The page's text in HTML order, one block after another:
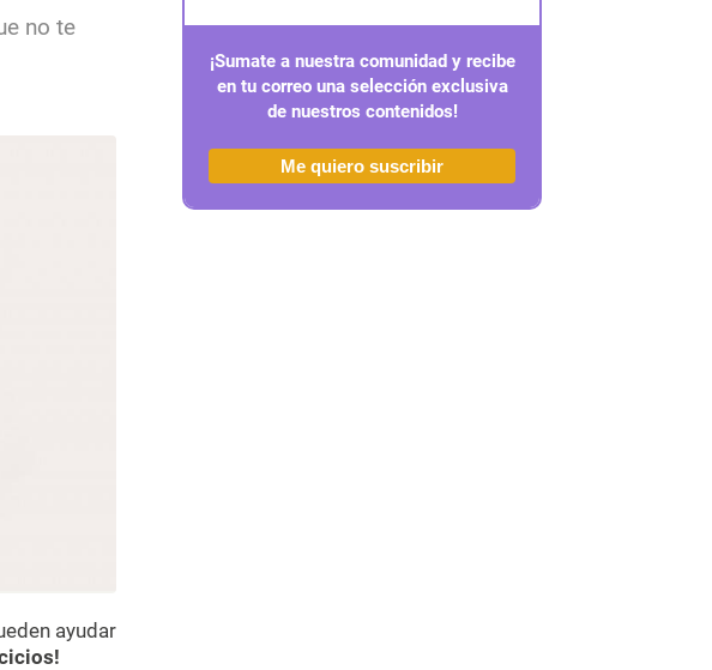
no te
ayudar
¡Sumate a nuestra comunidad y recibe
en tu correo una selección exclusiva
de nuestros contenidos!
Me quiero suscribir